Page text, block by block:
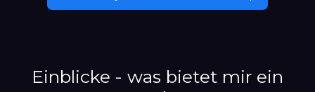
Einblicke - was bietet mir ein